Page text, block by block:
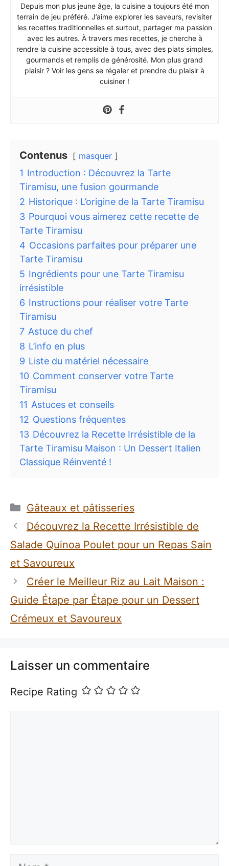
Depuis mon plus jeune âge, la cuisine a toujours été mon
terrain de jeu préféré. J’aime explorer les saveurs, revisiter
les recettes traditionnelles et surtout, partager ma passion
avec les autres. À travers mes recettes, je cherche à
rendre la cuisine accessible à tous, avec des plats simples,
gourmands et remplis de générosité. Mon plus grand
plaisir ? Voir les gens se régaler et prendre du plaisir à
cuisiner !
Contenus masquer
1 Introduction : Découvrez la Tarte
Tiramisu, une fusion gourmande
2 Historique : L’origine de la Tarte Tiramisu
3 Pourquoi vous aimerez cette recette de
Tarte Tiramisu
4 Occasions parfaites pour préparer une
Tarte Tiramisu
5 Ingrédients pour une Tarte Tiramisu
irrésistible
6 Instructions pour réaliser votre Tarte
Tiramisu
7 Astuce du chef
8 L’info en plus
9 Liste du matériel nécessaire
10 Comment conserver votre Tarte
Tiramisu
11 Astuces et conseils
12 Questions fréquentes
13 Découvrez la Recette Irrésistible de la
Tarte Tiramisu Maison : Un Dessert Italien
Classique Réinventé !
Catégories
Gâteaux et pâtisseries
Découvrez la Recette Irrésistible de
Salade Quinoa Poulet pour un Repas Sain
et Savoureux
Créer le Meilleur Riz au Lait Maison :
Guide Étape par Étape pour un Dessert
Crémeux et Savoureux
Laisser un commentaire
Recipe Rating
Nom